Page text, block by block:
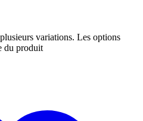
variations. Les options
du produit